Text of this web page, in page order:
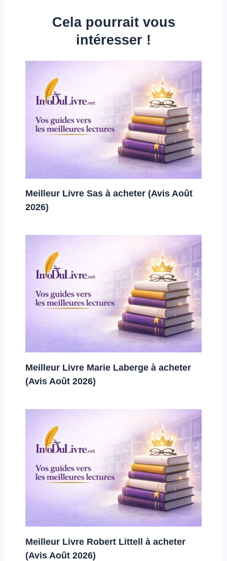
Cela pourrait vous
intéresser !
Meilleur Livre Sas à acheter (Avis Août
2026)
Meilleur Livre Marie Laberge à acheter
(Avis Août 2026)
Meilleur Livre Robert Littell à acheter
(Avis Août 2026)